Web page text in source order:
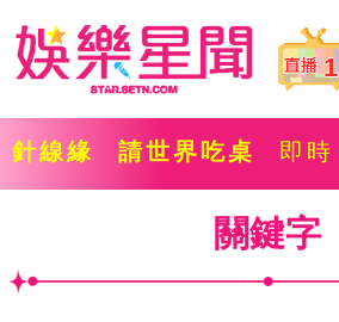
1
針線緣 請世界吃桌 即時
關鍵字